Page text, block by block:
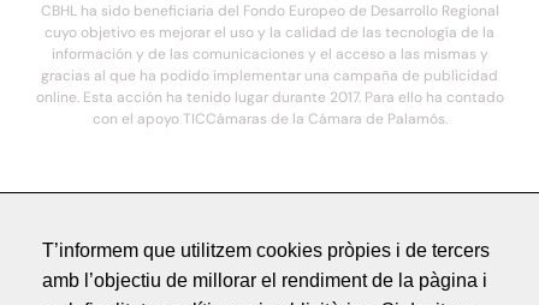
CBHL ha sido beneficiaria del Fondo Europeo de Desarrollo Regional
cuyo objetivo es mejorar el uso y la calidad de las tecnología de la
información y de las comunicaciones y el acceso a las mismas y
gracias al que ha podido implementar una campaña de publicidad
online. Esta acción ha tenido lugar durante 2017. Para ello ha contado
con el apoyo TICCámaras de la Cámara de Palamós.
Política de Privacitat
T’informem que utilitzem cookies pròpies i de tercers
amb l’objectiu de millorar el rendiment de la pàgina i